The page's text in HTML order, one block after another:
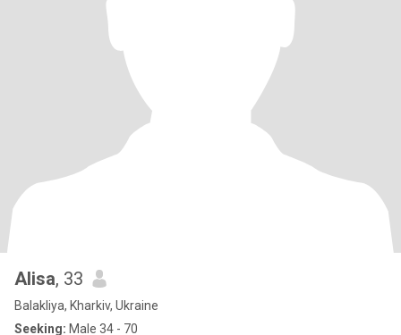
Alisa, 33
Balakliya, Kharkiv, Ukraine
Seeking: Male 34 - 70